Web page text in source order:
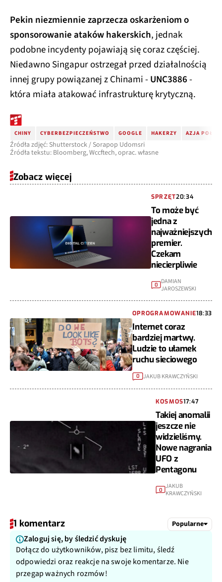
Pekin niezmiennie zaprzecza oskarżeniom o
sponsorowanie ataków hakerskich, jednak
podobne incydenty pojawiają się coraz częściej.
Niedawno Singapur ostrzegał przed działalnością
innej grupy powiązanej z Chinami -UNC3886-
która miała atakować infrastrukturę krytyczną.
CHINY CYBERBEZPIECZEŃSTWO GOOGLE HAKERZY AZJA
Źródła zdjęć: Shutterstock / Sorapop Udomsri
Źródła tekstu: Bloomberg, Wccftech, oprac. własne
Zobacz więcej
SPRZĘT20:34
To może być
jedna z
najważniejszych
premier.
Czekam
niecierpliwie
0
DAMIAN
JAROSZEWSKI
OPROGRAMOWANIE18:33
Internet coraz
bardziej martwy.
Ludzie to ułamek
ruchu sieciowego
0 JAKUB KRAWCZYŃSKI
KOSMOS17:47
Takiej anomalii
jeszcze nie
widzieliśmy.
Nowe nagrania
UFO z
Pentagonu
0 JAKUB
KRAWCZYŃSKI
1 komentarz Popularne
Zaloguj się, by śledzić dyskuję
Dołącz do użytkowników, pisz bez limitu, śledź
odpowiedzi oraz reakcje na swoje komentarze. Nie
przegap ważnych rozmów!